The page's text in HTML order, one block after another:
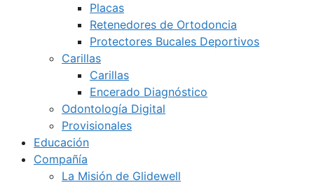
Placas
Retenedores de Ortodoncia
Protectores Bucales Deportivos
Carillas
Carillas
Encerado Diagnóstico
Odontología Digital
Provisionales
Educación
Compañía
La Misión de Glidewell